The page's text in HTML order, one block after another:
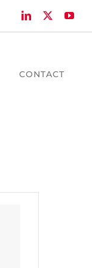
CONTACT